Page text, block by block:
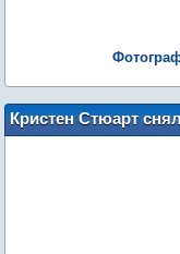
Кристен Стюарт
Маркуса Фостера